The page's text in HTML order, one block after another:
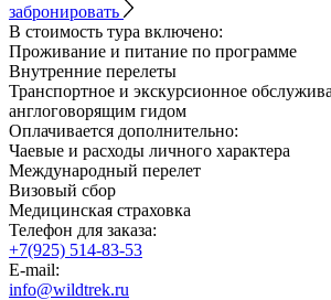
забронировать
В стоимость тура включено:
Проживание и питание по программе
Внутренние перелеты
Транспортное и экскурсионное
англоговорящим гидом
Оплачивается дополнительно:
Чаевые и расходы личного характера
Международный перелет
Визовый сбор
Медицинская страховка
Телефон для заказа:
+7(925) 514-83-53
E-mail:
info@wildtrek.ru